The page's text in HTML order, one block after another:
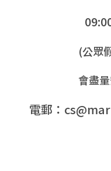
09:00－
(公眾假期
會盡量安
電郵：